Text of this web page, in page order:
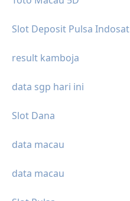
Slot Deposit Pulsa Indosat
result kamboja
data sgp hari ini
Slot Dana
data macau
data macau